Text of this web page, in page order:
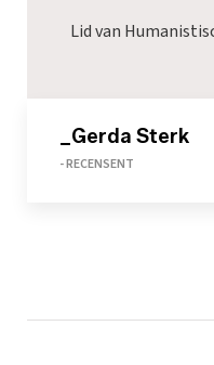
Lid van
_Gerda Sterk
- RECENSENT